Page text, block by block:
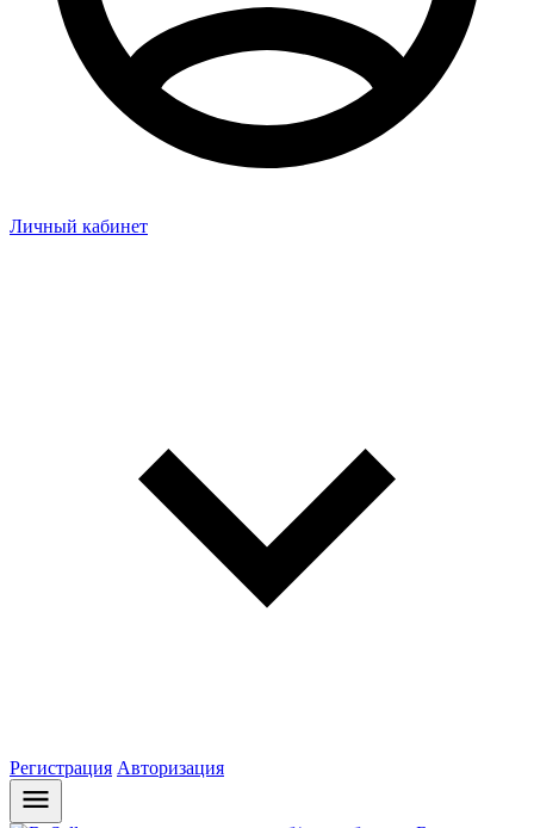
Личный кабинет
Регистрация Авторизация